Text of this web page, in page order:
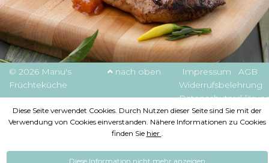
© 2026 Manu's
Früchteküche
nach oben Impressum
AGB
Widerrufsbelehrung
Diese Seite verwendet Cookies. Durch Nutzen dieser Seite sind Sie mit der
Verwendung von Cookies einverstanden. Nähere Informationen zu Cookies
finden Sie hier .
Diese Information nicht mehr anzeigen